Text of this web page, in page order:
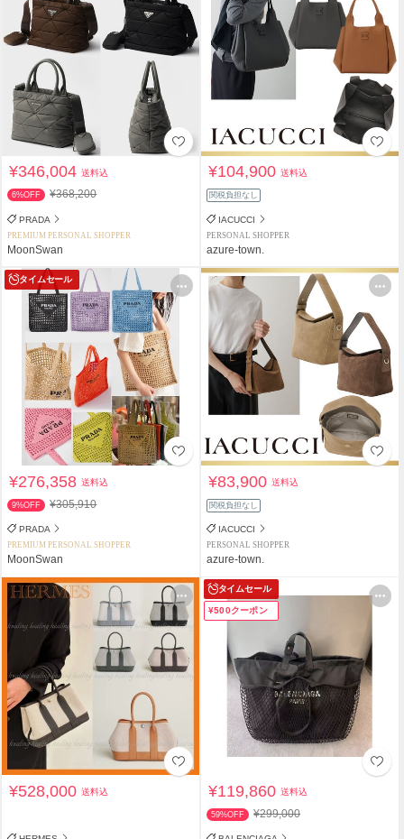
¥346,004送料込
6%OFF ¥368,200
PRADA
PREMIUM PERSONAL SHOPPER
MoonSwan
¥104,900送料込
関税負担なし
IACUCCI
PERSONAL SHOPPER
azure-town.
タイムセール
¥276,358送料込
9%OFF ¥305,910
PRADA
PREMIUM PERSONAL SHOPPER
MoonSwan
¥83,900送料込
関税負担なし
IACUCCI
PERSONAL SHOPPER
azure-town.
¥528,000送料込
タイムセール
¥500クーポン
¥119,860送料込
59%OFF ¥299,000